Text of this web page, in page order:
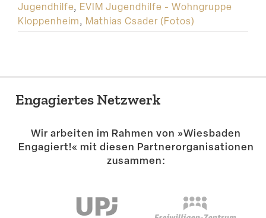
Jugendhilfe, EVIM Jugendhilfe - Wohngruppe
Kloppenheim, Mathias Csader (Fotos)
Engagiertes Netzwerk
Wir arbeiten im Rahmen von »Wiesbaden
Engagiert!« mit diesen Partner­or­ga­ni­sa­tionen
zusammen: